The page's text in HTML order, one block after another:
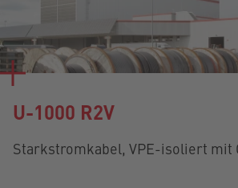
U-1000 R2V
Starkstromkabel, VPE-isoliert mit